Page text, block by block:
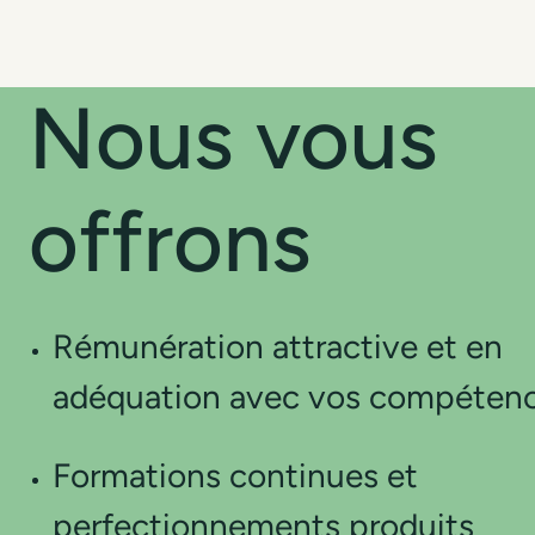
Nous vous
offrons
Rémunération attractive et en
adéquation avec vos
Formations continues et
perfectionnements produits